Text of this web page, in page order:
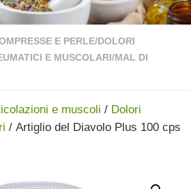
E PERLE/DOLORI
E MUSCOLARI/MAL DI
e muscoli / Dolori
/ Artiglio del Diavolo Plus 100 cps
In offerta!